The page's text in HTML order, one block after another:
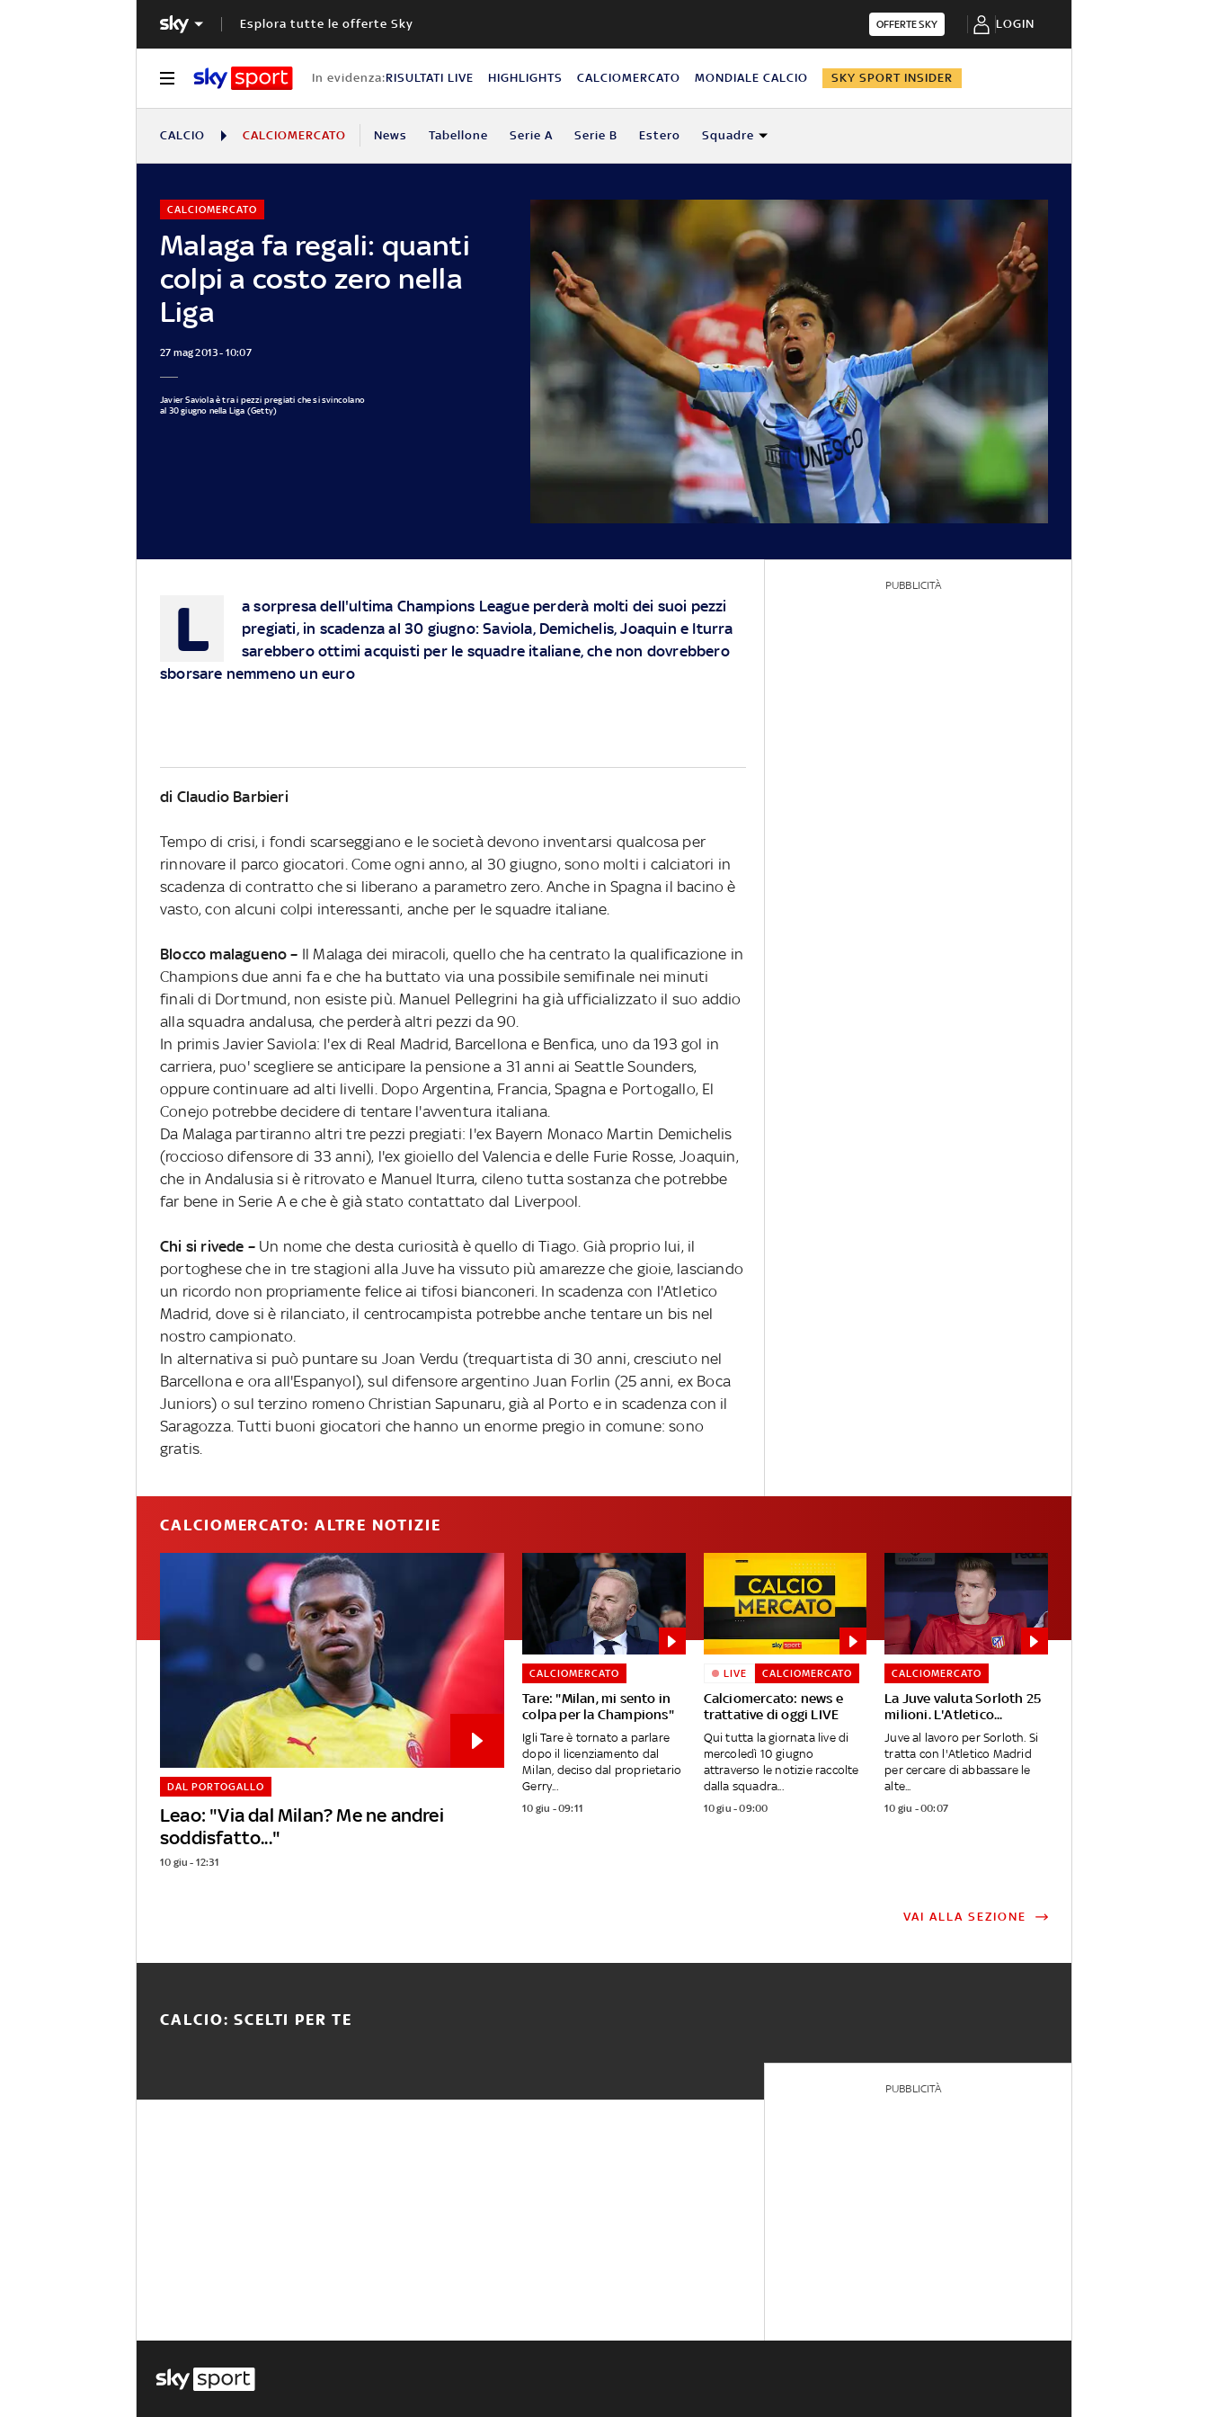
Esplora tutte le offerte Sky OFFERTE SKY LOGIN
In evidenza:RISULTATI LIVE HIGHLIGHTS CALCIOMERCATO MONDIALE CALCIO SKY SPORT INSIDER
CALCIO CALCIOMERCATO News Tabellone Serie A Serie B Estero Squadre
Malaga fa regali: quanti
colpi a costo zero nella
Liga
CALCIOMERCATO
27 mag 2013 - 10:07
Javier Saviola è tra i pezzi pregiati che si svincolano
al 30 giugno nella Liga (Getty)
L
a sorpresa dell'ultima Champions League perderà molti dei suoi pezzi
pregiati, in scadenza al 30 giugno: Saviola, Demichelis, Joaquin e Iturra
sarebbero ottimi acquisti per le squadre italiane, che non dovrebbero
sborsare nemmeno un euro
di Claudio Barbieri
Tempo di crisi, i fondi scarseggiano e le società devono inventarsi qualcosa per
rinnovare il parco giocatori. Come ogni anno, al 30 giugno, sono molti i calciatori in
scadenza di contratto che si liberano a parametro zero. Anche in Spagna il bacino è
vasto, con alcuni colpi interessanti, anche per le squadre italiane.
Blocco malagueno – Il Malaga dei miracoli, quello che ha centrato la qualificazione in
Champions due anni fa e che ha buttato via una possibile semifinale nei minuti
finali di Dortmund, non esiste più. Manuel Pellegrini ha già ufficializzato il suo addio
alla squadra andalusa, che perderà altri pezzi da 90.
In primis Javier Saviola: l'ex di Real Madrid, Barcellona e Benfica, uno da 193 gol in
carriera, puo' scegliere se anticipare la pensione a 31 anni ai Seattle Sounders,
oppure continuare ad alti livelli. Dopo Argentina, Francia, Spagna e Portogallo, El
Conejo potrebbe decidere di tentare l'avventura italiana.
Da Malaga partiranno altri tre pezzi pregiati: l'ex Bayern Monaco Martin Demichelis
(roccioso difensore di 33 anni), l'ex gioiello del Valencia e delle Furie Rosse, Joaquin,
che in Andalusia si è ritrovato e Manuel Iturra, cileno tutta sostanza che potrebbe
far bene in Serie A e che è già stato contattato dal Liverpool.
Chi si rivede – Un nome che desta curiosità è quello di Tiago. Già proprio lui, il
portoghese che in tre stagioni alla Juve ha vissuto più amarezze che gioie, lasciando
un ricordo non propriamente felice ai tifosi bianconeri. In scadenza con l'Atletico
Madrid, dove si è rilanciato, il centrocampista potrebbe anche tentare un bis nel
nostro campionato.
In alternativa si può puntare su Joan Verdu (trequartista di 30 anni, cresciuto nel
Barcellona e ora all'Espanyol), sul difensore argentino Juan Forlin (25 anni, ex Boca
Juniors) o sul terzino romeno Christian Sapunaru, già al Porto e in scadenza con il
Saragozza. Tutti buoni giocatori che hanno un enorme pregio in comune: sono
gratis.
PUBBLICITÀ
CALCIOMERCATO: ALTRE NOTIZIE
Leao: "Via dal Milan? Me ne andrei
soddisfatto..."
DAL PORTOGALLO
10 giu - 12:31
Tare: "Milan, mi sento in
colpa per la Champions"
CALCIOMERCATO
Igli Tare è tornato a parlare
dopo il licenziamento dal
Milan, deciso dal proprietario
Gerry...
10 giu - 09:11
Calciomercato: news e
trattative di oggi LIVE
LIVE CALCIOMERCATO
Qui tutta la giornata live di
mercoledì 10 giugno
attraverso le notizie raccolte
dalla squadra...
10 giu - 09:00
La Juve valuta Sorloth 25
milioni. L'Atletico...
CALCIOMERCATO
Juve al lavoro per Sorloth. Si
tratta con l'Atletico Madrid
per cercare di abbassare le
alte...
10 giu - 00:07
VAI ALLA SEZIONE
CALCIO: SCELTI PER TE
PUBBLICITÀ